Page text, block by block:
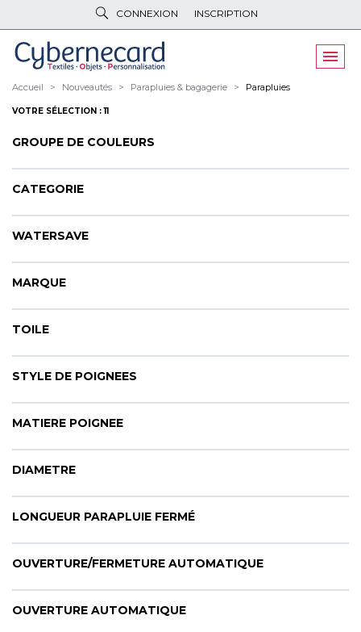
CONNEXION INSCRIPTION
VÊTEMENTSDE TRAVAIL
VÊTEMENTS D'IMAGE
PARAPLUIES & BAGAGERIE
PELUCHES& GOODIES
RESPONSABLE
PROMOS
LA SOCIÉTÉ
SERVICES
ROADSHOWS, FORUM DES EXPERTS
MARQUES & CERTIFICATS
Accueil Nouveautés Parapluies & bagagerie Parapluies
VOTRE SÉLECTION : 11
GROUPE DE COULEURS
CATEGORIE
WATERSAVE
MARQUE
TOILE
STYLE DE POIGNEES
MATIERE POIGNEE
DIAMETRE
LONGUEUR PARAPLUIE FERMÉ
OUVERTURE/FERMETURE AUTOMATIQUE
OUVERTURE AUTOMATIQUE